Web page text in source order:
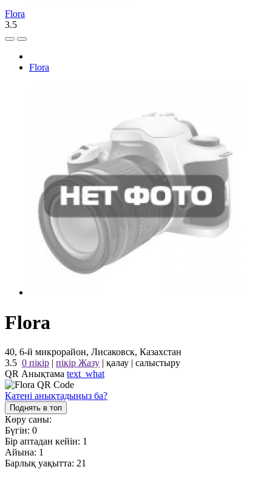
Flora
3.5
Flora
Flora
40, 6-й микрорайон, Лисаковск, Казахстан
3.5 0 пікір | пікір Жазу | қалау | салыстыру
QR Анықтама text_what
Қатені анықтадыңыз ба?
Поднять в топ
Көру саны:
Бүгін: 0
Бір аптадан кейін: 1
Айына: 1
Барлық уақытта: 21